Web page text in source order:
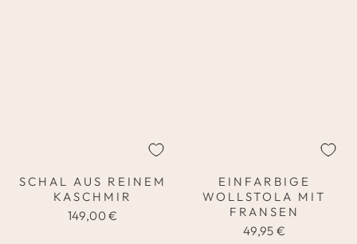
SCHAL AUS REINEM
KASCHMIR
149,00 €
EINFARBIGE
WOLLSTOLA MIT
FRANSEN
49,95 €